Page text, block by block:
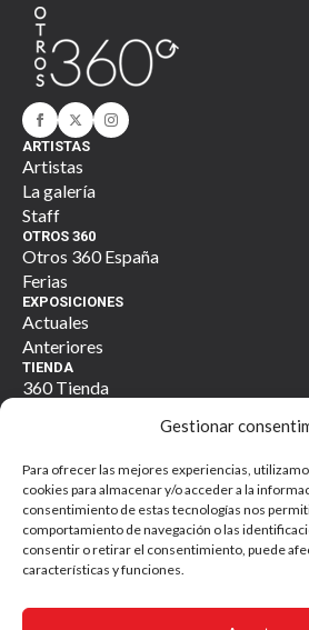
Gestionar
Para ofrecer las mejores experiencias,
cookies para almacenar y/o acceder a la
consentimiento de estas tecnologías nos
comportamiento de navegación o las
consentir o retirar el consentimiento, puede
características y funciones.
ARTISTAS
Artistas
La galería
Staff
OTROS 360
Otros 360 España
Ferias
EXPOSICIONES
Actuales
Anteriores
TIENDA
360 Tienda
Otros 360 galería. Todos los derechos
Política de Privacidad y Tratamiento